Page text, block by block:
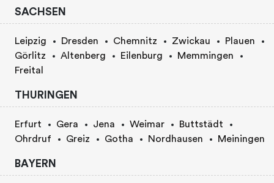
SACHSEN
Leipzig Dresden Chemnitz Zwickau
Plauen
Görlitz
Altenberg Eilenburg
Memmingen
Freital
THURINGEN
Erfurt Gera Jena Weimar
Buttstädt
Ohrdruf
Greiz Gotha Nordhausen Meiningen
BAYERN